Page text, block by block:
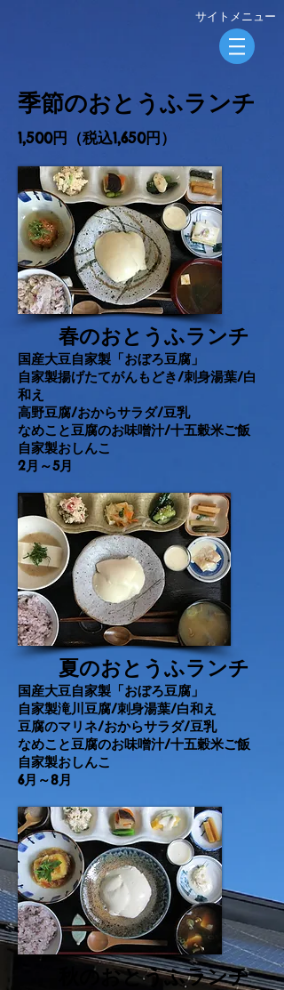
​サイトメニュー
​季節のおとうふランチ
1,500円（税込1,650円）
春のおとうふランチ
国産大豆自家製「おぼろ豆腐」
自家製揚げたてがんもどき/刺身湯葉/白
和え
高野豆腐/おからサラダ/豆乳
なめこと豆腐のお味噌汁/十五穀米ご飯
自家製おしんこ
​2月～5月
夏のおとうふランチ
国産大豆自家製「おぼろ豆腐」
自家製滝川豆腐/刺身湯葉/白和え
豆腐のマリネ/おからサラダ/豆乳
なめこと豆腐のお味噌汁/十五穀米ご飯
自家製おしんこ
​6月～8月
秋のおとうふランチ